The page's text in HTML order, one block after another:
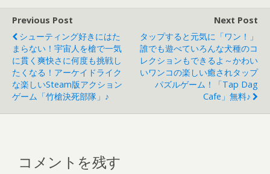
er
d
s
Previous Post
シューティング好きにはた
まらない！宇宙人を槍で一気
に貫く爽快さに何度も挑戦し
たくなる！アーケイドライク
な楽しいsteam版アクション
ゲーム「竹槍決死部隊」♪
Next Post
タップすると元気に「ワン！」
誰でも遊べていろんな犬種のコ
レクションもできるよ～かわい
いワンコの楽しい癒されタップ
パズルゲーム！「Tap Dag
Cafe」無料♪
コメントを残す